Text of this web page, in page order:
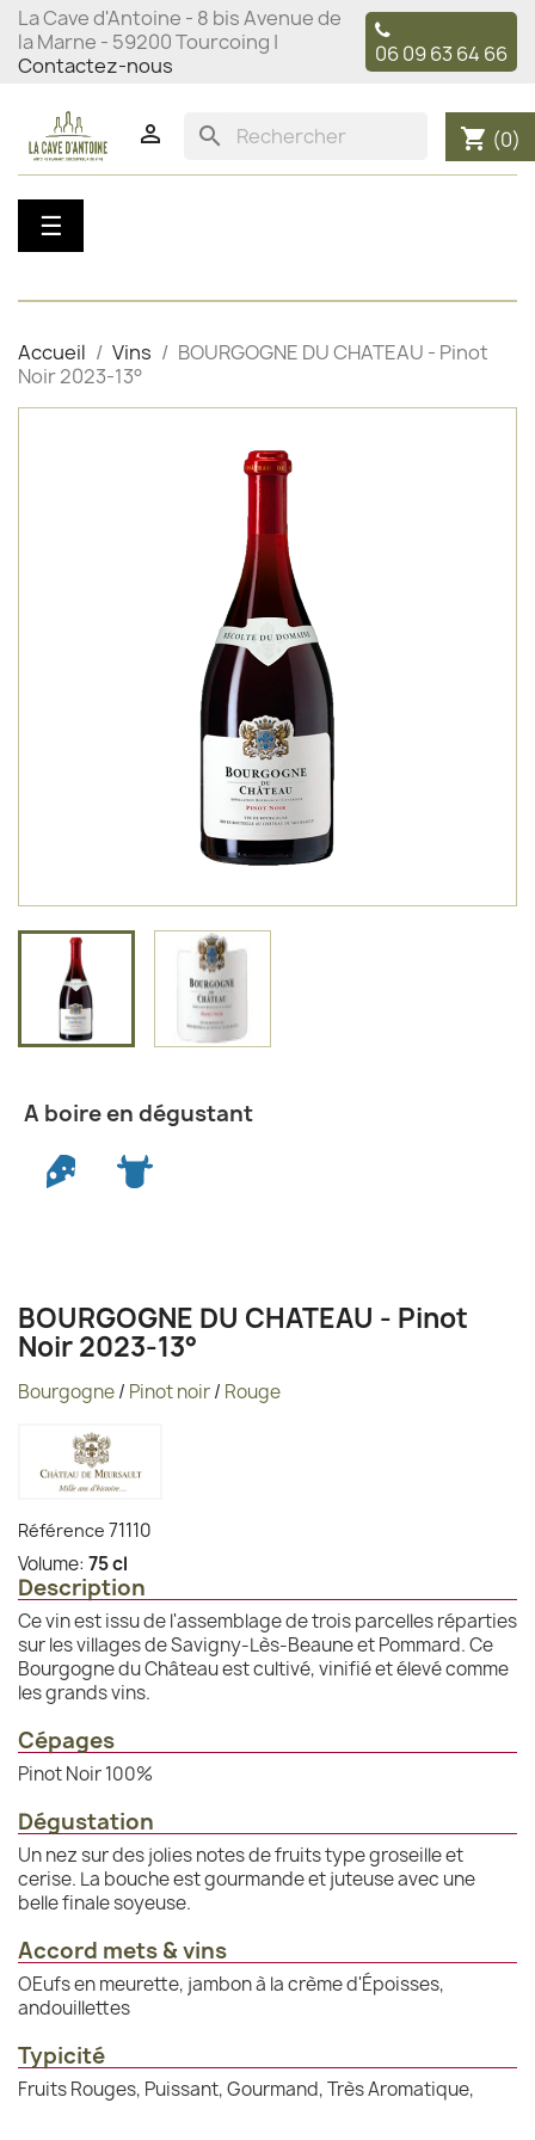
La Cave d'Antoine - 8 bis Avenue de
la Marne - 59200 Tourcoing |
Contactez-nous
06 09 63 64 66
 search shopping_cart (0)
Basculer
la
☰
Accueil Vins
BOURGOGNE DU CHATEAU - Pinot
Noir 2023-13°
A boire en dégustant
BOURGOGNE DU CHATEAU - Pinot
Noir 2023-13°
Bourgogne/ Pinot noir/ Rouge
Référence 71110
Volume: 75 cl
Description
Ce vin est issu de l'assemblage de trois parcelles réparties
sur les villages de Savigny-Lès-Beaune et Pommard. Ce
Bourgogne du Château est cultivé, vinifié et élevé comme
les grands vins.
Cépages
Pinot Noir 100%
Dégustation
Un nez sur des jolies notes de fruits type groseille et
cerise. La bouche est gourmande et juteuse avec une
belle finale soyeuse.
Accord mets & vins
OEufs en meurette, jambon à la crème d'Époisses,
andouillettes
Typicité
Fruits Rouges, Puissant, Gourmand, Très Aromatique,